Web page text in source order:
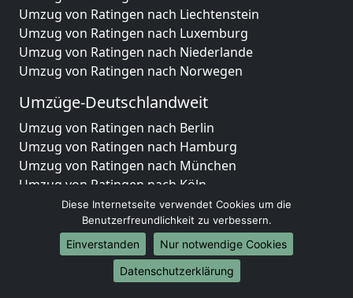
Umzug von Ratingen nach Liechtenstein
Umzug von Ratingen nach Luxemburg
Umzug von Ratingen nach Niederlande
Umzug von Ratingen nach Norwegen
Umzüge-Deutschlandweit
Umzug von Ratingen nach Berlin
Umzug von Ratingen nach Hamburg
Umzug von Ratingen nach München
Umzug von Ratingen nach Köln
Umzug von Ratingen nach Frankfurt am Main
Umzug von Ratingen nach Stuttgart
Umzug von Ratingen nach Düsseldorf
Umzug von Ratingen nach Leipzig
Umzug von Ratingen nach Dortmund
Diese Internetseite verwendet Cookies um die
Benutzerfreundlichkeit zu verbessern.
Einverstanden
Nur notwendige Cookies
Datenschutzerklärung